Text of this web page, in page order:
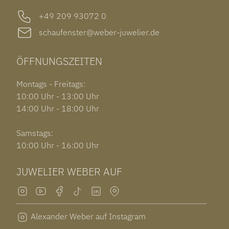
+49 209 93072 0
schaufenster@weber-juwelier.de
ÖFFNUNGSZEITEN
Montags - Freitags:
10:00 Uhr - 13:00 Uhr
14:00 Uhr - 18:00 Uhr
Samstags:
10:00 Uhr - 16:00 Uhr
JUWELIER WEBER AUF
Alexander Weber auf Instagram